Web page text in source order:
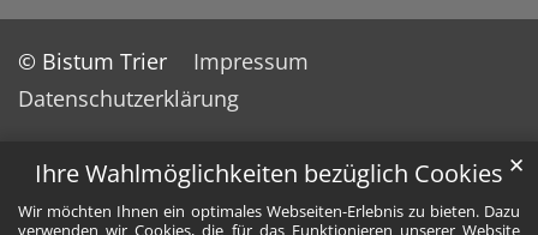
Ihre Wahlmöglichkeiten bezüglich Cookies
Wir möchten Ihnen ein optimales Webseiten-Erlebnis zu bieten. Dazu
verwenden wir Cookies, die für das Funktionieren unserer Website
✕
© Bistum Trier
Impressum
Datenschutzerklärung